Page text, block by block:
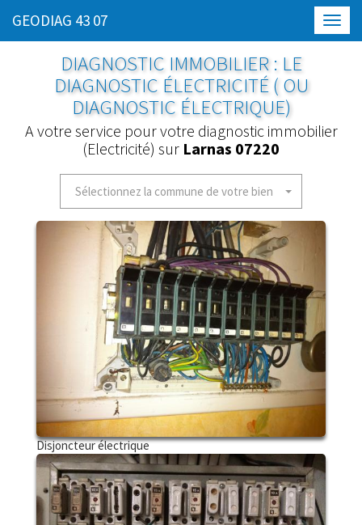
GEODIAG 43 07
DIAGNOSTIC IMMOBILIER : LE
DIAGNOSTIC ÉLECTRICITÉ ( OU
DIAGNOSTIC ÉLECTRIQUE)
A votre service pour votre diagnostic immobilier
(Electricité) sur Larnas 07220
Sélectionnez la commune de votre bien
Disjoncteur électrique